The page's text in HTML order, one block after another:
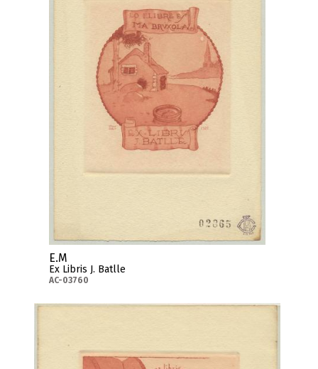
E.M
Ex Libris J. Batlle
AC-03760